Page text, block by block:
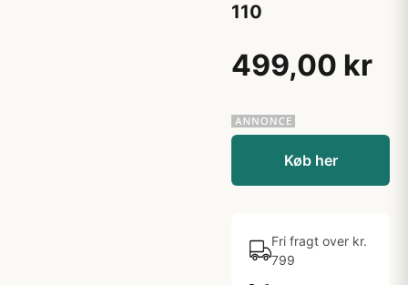
110
499,00 kr
Køb her
Fri fragt over kr.
799